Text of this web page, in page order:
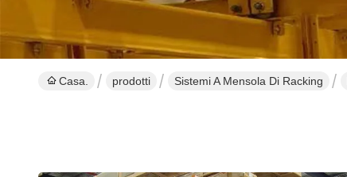
Casa. prodotti Sistemi A Mensola Di Racking